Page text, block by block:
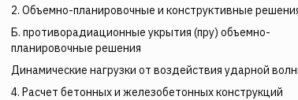
2. Объемно-планировочные и конструктивные
Б. противорадиационные укрытия (пру) объемно-
планировочные решения
Динамические нагрузки от воздействия ударной
4. Расчет бетонных и железобетонных конструкций